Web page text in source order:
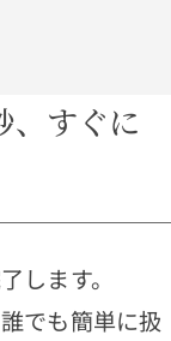
、すぐに
します。
でも簡単に扱